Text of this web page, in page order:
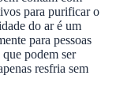
para purificar o
do ar é um
para pessoas
podem ser
resfria sem